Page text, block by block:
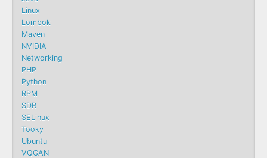
Linux
Lombok
Maven
NVIDIA
Networking
PHP
Python
RPM
SDR
SELinux
Tooky
Ubuntu
VQGAN